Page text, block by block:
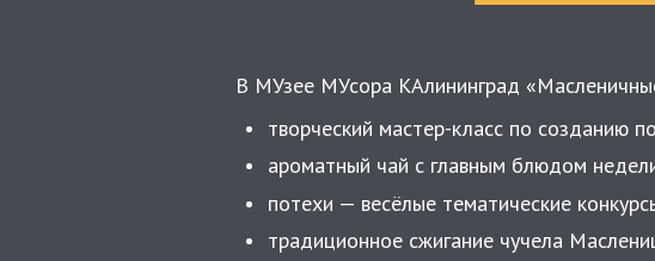
В МУзее МУсора КАлининград
творческий мастер-класс по созданию
ароматный чай с главным блюдом
потехи — весёлые тематические
традиционное сжигание чучела